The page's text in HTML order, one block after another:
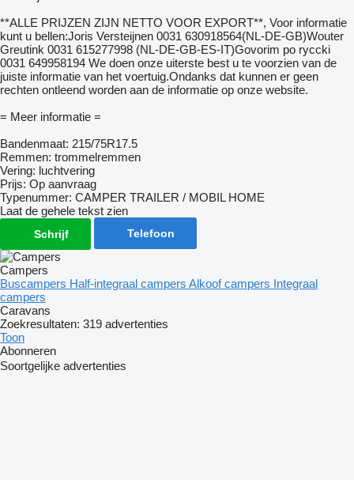
**ALLE PRIJZEN ZIJN NETTO VOOR EXPORT**, Voor informatie
kunt u bellen:Joris Versteijnen 0031 630918564(NL-DE-GB)Wouter
Greutink 0031 615277998 (NL-DE-GB-ES-IT)Govorim po ryccki
0031 649958194 We doen onze uiterste best u te voorzien van de
juiste informatie van het voertuig.Ondanks dat kunnen er geen
rechten ontleend worden aan de informatie op onze website.
= Meer informatie =
Bandenmaat: 215/75R17.5
Remmen: trommelremmen
Vering: luchtvering
Prijs: Op aanvraag
Typenummer: CAMPER TRAILER / MOBIL HOME
Laat de gehele tekst zien
Schrijf Telefoon
Campers
Buscampers Half-integraal campers Alkoof campers Integraal
campers
Caravans
Zoekresultaten: 319 advertenties
Toon
Abonneren
Soortgelijke advertenties